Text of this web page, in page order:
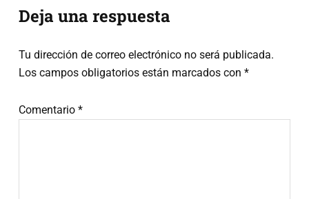
Interacciones
los
Deja una respuesta
Tu dirección de correo electrónico no será publicada.
Los campos obligatorios están marcados con*
Comentario*